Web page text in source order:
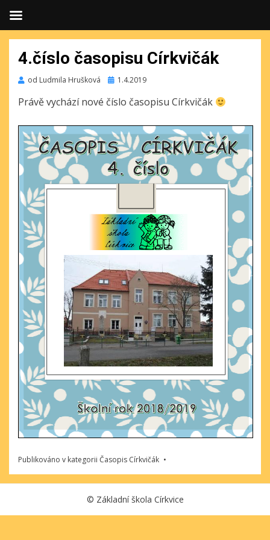
4.číslo časopisu Církvičák
od Ludmila Hrušková Publikováno
1.4.2019
Právě vychází nové číslo časopisu Církvičák
Publikováno v kategorii Časopis Církvičák
© Základní škola Církvice